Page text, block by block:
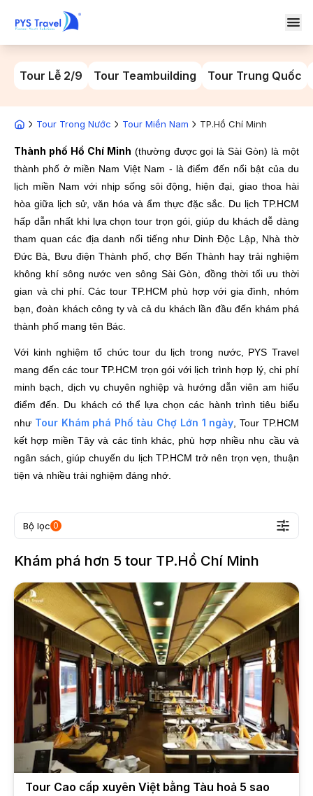
Tour Lễ 2/9 Tour Teambuilding Tour Trung Quốc
Tour Trong Nước Tour Miền Nam TP.Hồ Chí Minh
Thành phố Hồ Chí Minh (thường được gọi là Sài Gòn) là một
thành phố ở miền Nam Việt Nam - là điểm đến nổi bật của du
lịch miền Nam với nhịp sống sôi động, hiện đại, giao thoa hài
hòa giữa lịch sử, văn hóa và ẩm thực đặc sắc. Du lịch TP.HCM
hấp dẫn nhất khi lựa chọn tour trọn gói, giúp du khách dễ dàng
tham quan các địa danh nổi tiếng như Dinh Độc Lập, Nhà thờ
Đức Bà, Bưu điện Thành phố, chợ Bến Thành hay trải nghiệm
không khí sông nước ven sông Sài Gòn, đồng thời tối ưu thời
gian và chi phí. Các tour TP.HCM phù hợp với gia đình, nhóm
bạn, đoàn khách công ty và cả du khách lần đầu đến khám phá
thành phố mang tên Bác.
Với kinh nghiệm tổ chức tour du lịch trong nước, PYS Travel
mang đến các tour TP.HCM trọn gói với lịch trình hợp lý, chi phí
minh bạch, dịch vụ chuyên nghiệp và hướng dẫn viên am hiểu
điểm đến. Du khách có thể lựa chọn các hành trình tiêu biểu
như Tour Khám phá Phố tàu Chợ Lớn 1 ngày , Tour TP.HCM
kết hợp miền Tây và các tỉnh khác, phù hợp nhiều nhu cầu và
ngân sách, giúp chuyến du lịch TP.HCM trở nên trọn vẹn, thuận
tiện và nhiều trải nghiệm đáng nhớ.
Bộ lọc 0
Khám phá hơn 5 tour TP.Hồ Chí Minh
Tour Cao cấp xuyên Việt bằng Tàu hoả 5 sao